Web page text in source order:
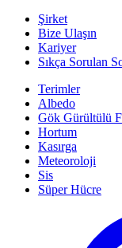
Şirket
Bize Ulaşın
Kariyer
Sıkça Sorulan
Terimler
Albedo
Gök Gürültülü
Hortum
Kasırga
Meteoroloji
Sis
Süper Hücre